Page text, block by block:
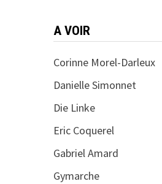
A VOIR
Corinne Morel-Darleux
Danielle Simonnet
Die Linke
Eric Coquerel
Gabriel Amard
Gymarche